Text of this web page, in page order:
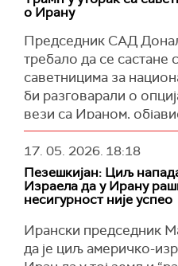
мировну понуду Ирана
док је отворено
америчка војска већ
циљевима које је
поново да размотри.
(Танјуг)
Америке донети
недавни догађаји,
присуство не само да
већ штавише ствара
иранска полузванична
Накви је изјавио да
раније били блиски,
се осврнуо на
Исламабаду,
приликом заложио за
Ирана, а истовремено
проблема, пренела је
Накви је истовремено
о Ирану
Председник САД
требало да се састане
саветницима за
би разговарали о
вези са Ираном,
позивајући се на два
(Reuters)
17. 05. 2026. 18:18
Пезешкијан: Циљ
Израела да у Ирану
несигурност није успео
Ирански председник
да је циљ америчко-